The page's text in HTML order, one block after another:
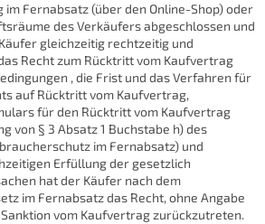
im Fernabsatz (über den Online-Shop) oder
des Verkäufers abgeschlossen und
gleichzeitig rechtzeitig und
Recht zum Rücktritt vom Kaufvertrag
, die Frist und das Verfahren für
auf Rücktritt vom Kaufvertrag,
für den Rücktritt vom Kaufvertrag
von § 3 Absatz 1 Buchstabe h) des
im Fernabsatz) und
Erfüllung der gesetzlich
hat der Käufer nach dem
im Fernabsatz das Recht, ohne Angabe
vom Kaufvertrag zurückzutreten.